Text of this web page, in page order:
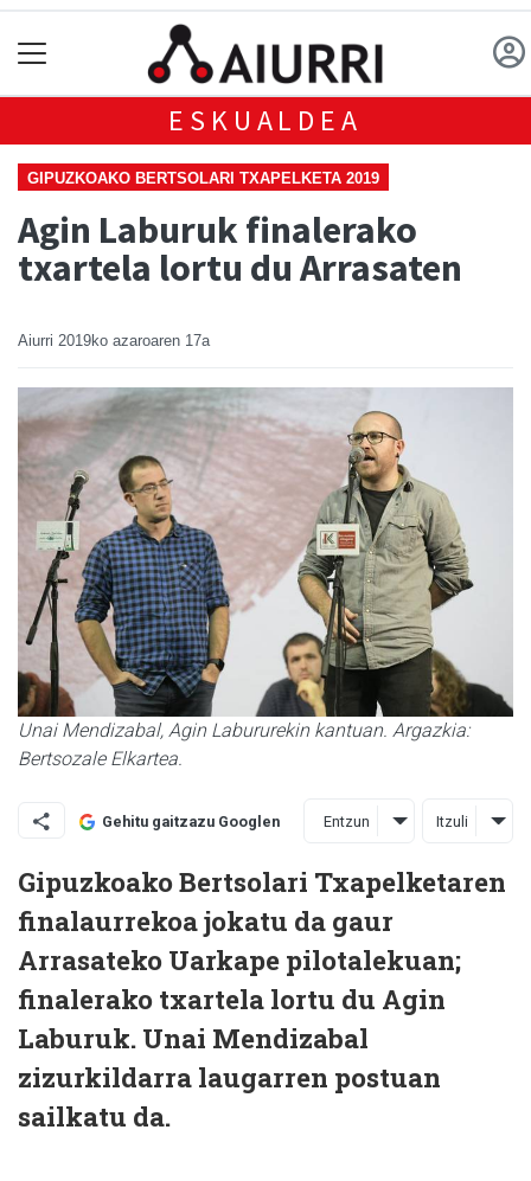
ESKUALDEA
GIPUZKOAKO BERTSOLARI TXAPELKETA 2019
Agin Laburuk finalerako
txartela lortu du Arrasaten
Aiurri 2019ko azaroaren 17a
Unai Mendizabal, Agin Labururekin kantuan. Argazkia:
Bertsozale Elkartea.
Gehitu gaitzazu Googlen Entzun Itzuli
Gipuzkoako Bertsolari Txapelketaren
finalaurrekoa jokatu da gaur
Arrasateko Uarkape pilotalekuan;
finalerako txartela lortu du Agin
Laburuk. Unai Mendizabal
zizurkildarra laugarren postuan
sailkatu da.